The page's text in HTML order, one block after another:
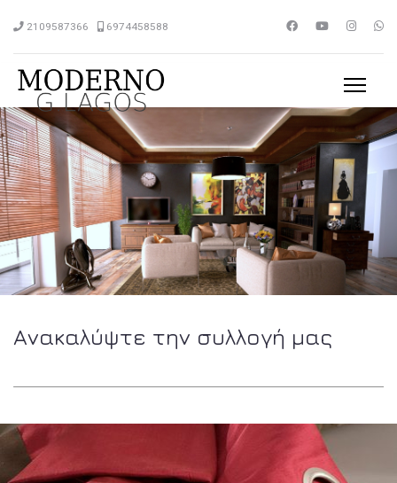
2109587366 6974458588
Ανακαλύψτε την συλλογή μας